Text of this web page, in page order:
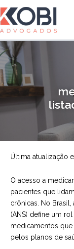
para
o
conteúdo
Última atualização
O acesso a
pacientes que
crônicas. No
(ANS) define um
medicamentos
pelos planos de